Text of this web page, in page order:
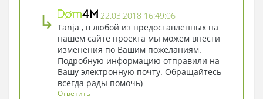
↳
22.03.2018 16:49:06
Tanja , в любой из предоставленных на
нашем сайте проекта мы можем внести
изменения по Вашим пожеланиям.
Подробную информацию отправили на
Вашу электронную почту. Обращайтесь
всегда рады помочь)
Ответить